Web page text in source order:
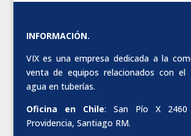
INFORMACIÓN.
VIX es una empresa dedicada a la
venta de equipos relacionados con el
agua en tuberías.
Oficina en Chile: San Pío X 2460
Providencia, Santiago RM.